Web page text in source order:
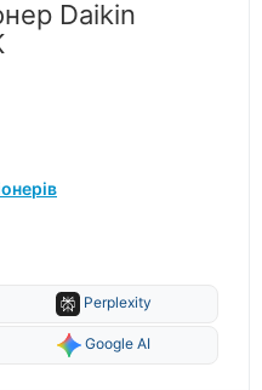
Daikin
Perplexity
Google AI